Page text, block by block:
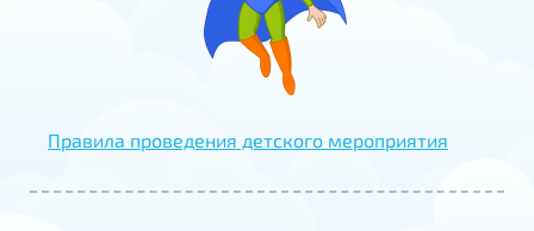
Правила проведения детского мероприятия